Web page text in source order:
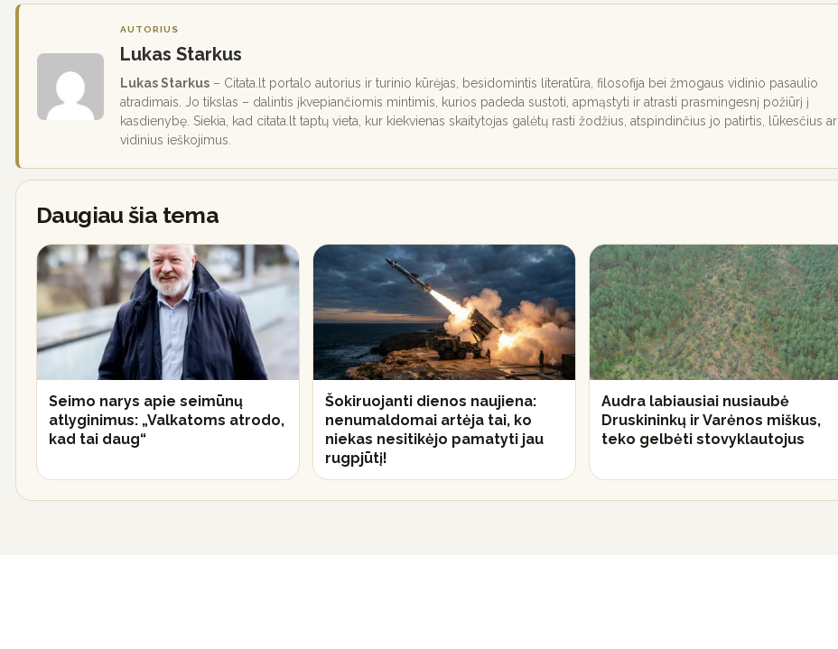
AUTORIUS
Lukas Starkus
Lukas Starkus – Citata.lt portalo autorius ir turinio kūrėjas, besidomintis literatūra, filosofija bei žmogaus vidinio pasaulio
atradimais. Jo tikslas – dalintis įkvepiančiomis mintimis, kurios padeda sustoti, apmąstyti ir atrasti prasmingesnį požiūrį į
kasdienybę. Siekia, kad citata.lt taptų vieta, kur kiekvienas skaitytojas galėtų rasti žodžius, atspindinčius jo patirtis, lūkesčius ar
vidinius ieškojimus.
Daugiau šia tema
Seimo narys apie seimūnų
atlyginimus: „Valkatoms atrodo,
kad tai daug“
Šokiruojanti dienos naujiena:
nenumaldomai artėja tai, ko
niekas nesitikėjo pamatyti jau
rugpjūtį!
Audra labiausiai nusiaubė
Druskininkų ir Varėnos miškus,
teko gelbėti stovyklautojus